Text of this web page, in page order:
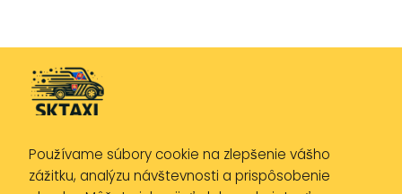
Zásady ochrany osobných údajov
Používame súbory cookie na zlepšenie vášho
zážitku, analýzu návštevnosti a prispôsobenie